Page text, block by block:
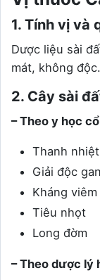
1. Tính vị và
Dược liệu sài
mát, không
2. Cây sài
– Theo y học
Thanh nhiệt
Giải độc gan
Kháng viêm
Tiêu nhọt
Long đờm
– Theo dược lý